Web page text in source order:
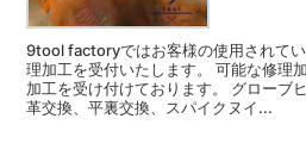
9tool factoryではお客様の使用されて
理加工を受付いたします。 可能な修理
加工を受け付けております。 グローブ
革交換、平裏交換、スパイクヌイ...